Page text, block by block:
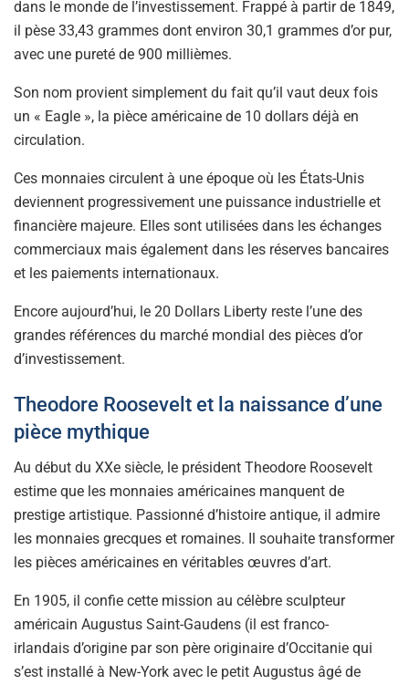
dans le monde de l’investissement. Frappé à partir de 1849,
il pèse 33,43 grammes dont environ 30,1 grammes d’or pur,
avec une pureté de 900 millièmes.
Son nom provient simplement du fait qu’il vaut deux fois
un « Eagle », la pièce américaine de 10 dollars déjà en
circulation.
Ces monnaies circulent à une époque où les États-Unis
deviennent progressivement une puissance industrielle et
financière majeure. Elles sont utilisées dans les échanges
commerciaux mais également dans les réserves bancaires
et les paiements internationaux.
Encore aujourd’hui, le 20 Dollars Liberty reste l’une des
grandes références du marché mondial des pièces d’or
d’investissement.
Theodore Roosevelt et la naissance d’une
pièce mythique
Au début du XXe siècle, le président Theodore Roosevelt
estime que les monnaies américaines manquent de
prestige artistique. Passionné d’histoire antique, il admire
les monnaies grecques et romaines. Il souhaite transformer
les pièces américaines en véritables œuvres d’art.
En 1905, il confie cette mission au célèbre sculpteur
américain Augustus Saint-Gaudens (il est franco-
irlandais d’origine par son père originaire d’Occitanie qui
s’est installé à New-York avec le petit Augustus âgé de